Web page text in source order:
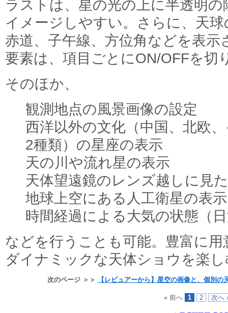
ラストは、星の光の上に半透明
イメージしやすい。さらに、天
赤道、子午線、方位角などを表
要素は、項目ごとにON/OFFを切
そのほか、
観測地点の風景画像の設定
西洋以外の文化（中国、北欧
2種類）の星座の表示
天の川や流れ星の表示
天体望遠鏡のレンズ越しに見
地球上空にある人工衛星の表示
時間経過による大気の状態（
などを行うことも可能。豊富に
ダイナミックな天体ショウを楽
次のページ ＞＞ 【レビュアーから】星空の画像と、個別
« 前へ 1 2 次へ